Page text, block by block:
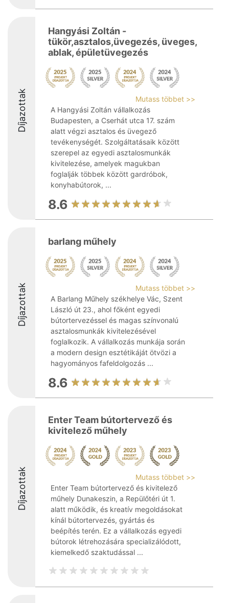
Díjazottak
Hangyási Zoltán -
tükör,asztalos,üvegezés, üveges,
ablak, épületüvegezés
Mutass többet >>
A Hangyási Zoltán vállalkozás
Budapesten, a Cserhát utca 17. szám
alatt végzi asztalos és üvegező
tevékenységét. Szolgáltatásaik között
szerepel az egyedi asztalosmunkák
kivitelezése, amelyek magukban
foglalják többek között gardróbok,
konyhabútorok, ...
8.6
Díjazottak
barlang műhely
Mutass többet >>
A Barlang Műhely székhelye Vác, Szent
László út 23., ahol főként egyedi
bútortervezéssel és magas színvonalú
asztalosmunkák kivitelezésével
foglalkozik. A vállalkozás munkája során
a modern design esztétikáját ötvözi a
hagyományos fafeldolgozás ...
8.6
Díjazottak
Enter Team bútortervező és
kivitelező műhely
Mutass többet >>
Enter Team bútortervező és kivitelező
műhely Dunakeszin, a Repülőtéri út 1.
alatt működik, és kreatív megoldásokat
kínál bútortervezés, gyártás és
beépítés terén. Ez a vállalkozás egyedi
bútorok létrehozására specializálódott,
kiemelkedő szaktudással ...